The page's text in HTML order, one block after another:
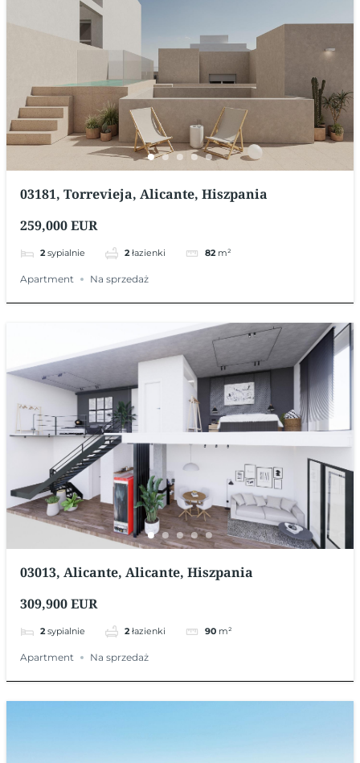
03181, Torrevieja, Alicante, Hiszpania
259,000 EUR
2 sypialnie 2 łazienki 82 m²
Apartment Na sprzedaż
03013, Alicante, Alicante, Hiszpania
309,900 EUR
2 sypialnie 2 łazienki 90 m²
Apartment Na sprzedaż